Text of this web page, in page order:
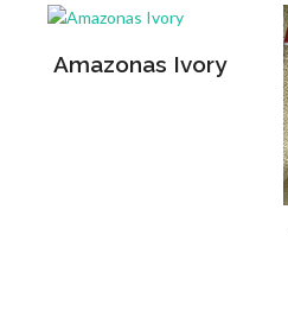
Amazonas Ivory